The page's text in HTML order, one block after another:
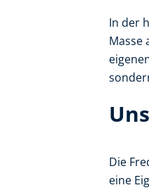
In der
Masse
Die
eine